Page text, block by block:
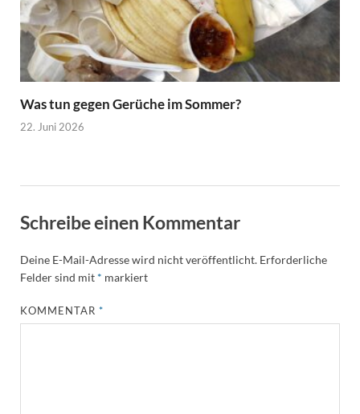
Was tun gegen Gerüche im Sommer?
22. Juni 2026
Schreibe einen Kommentar
Deine E-Mail-Adresse wird nicht veröffentlicht. Erforderliche
Felder sind mit * markiert
KOMMENTAR*